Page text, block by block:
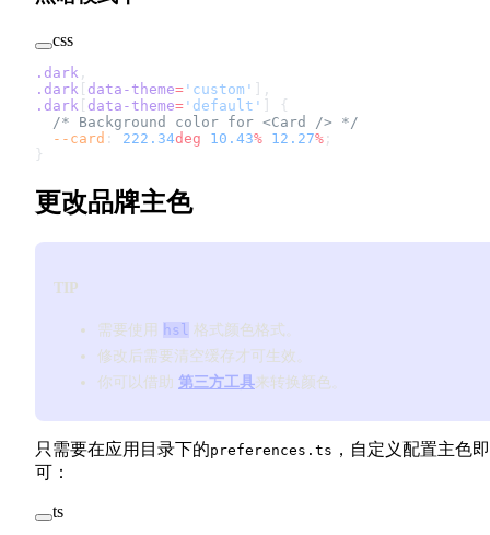
css
.dark ,
.dark data-theme= 'custom'
],
.dark data-theme= 'default'
] {
  /* Background color for <Card /> */
  --card
: 222.34deg 10.43% 12.27% ;
}
更改品牌主色
TIP
需要使用 hsl 格式颜色格式。
修改后需要清空缓存才可生效。
你可以借助 第三方工具来转换颜色。
只需要在应用目录下的preferences.ts ，自定义配置主色即
可：
ts